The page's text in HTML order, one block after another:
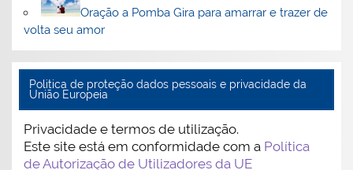
Oração a Pomba Gira para amarrar e trazer de
volta seu amor
Politica de proteção dados pessoais e privacidade da
União Europeia
Privacidade e termos de utilização.
Este site está em conformidade com a Política
de Autorização de Utilizadores da UE